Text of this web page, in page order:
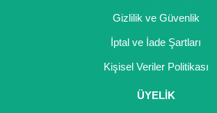
Gizlilik ve Güvenlik
İptal ve İade Şartları
Kişisel Veriler Politikası
ÜYELİK